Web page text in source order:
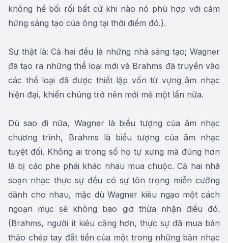
không hề bối rối bất cứ khi nào nó phù hợp với cảm
hứng sáng tạo của ông tại thời điểm đó.).
Sự thật là: Cả hai đều là những nhà sáng tạo; Wagner
đã tạo ra những thể loại mới và Brahms đã truyền vào
các thể loại đã được thiết lập vốn từ vựng âm nhạc
hiện đại, khiến chúng trở nên mới mẻ một lần nữa.
Dù sao đi nữa, Wagner là biểu tượng của âm nhạc
chương trình, Brahms là biểu tượng của âm nhạc
tuyệt đối. Không ai trong số họ tự xưng mà đúng hơn
là bị các phe phái khác nhau mua chuộc. Cả hai nhà
soạn nhạc thực sự đều có sự tôn trọng miễn cưỡng
dành cho nhau, mặc dù Wagner kiêu ngạo một cách
ngoạn mục sẽ không bao giờ thừa nhận điều đó.
(Brahms, người ít kiêu căng hơn, thực sự đã mua bản
thảo chép tay đắt tiền của một trong những bản nhạc